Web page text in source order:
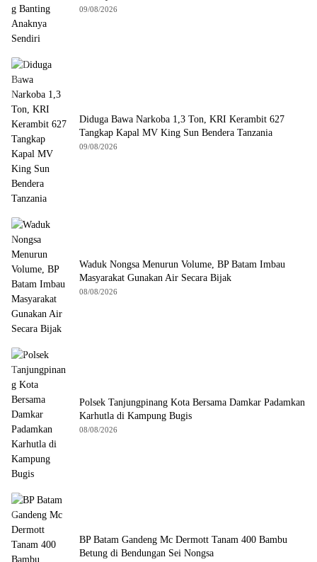
09/08/2026
Diduga Bawa Narkoba 1,3 Ton, KRI Kerambit 627
Tangkap Kapal MV King Sun Bendera Tanzania
09/08/2026
Waduk Nongsa Menurun Volume, BP Batam Imbau
Masyarakat Gunakan Air Secara Bijak
08/08/2026
Polsek Tanjungpinang Kota Bersama Damkar Padamkan
Karhutla di Kampung Bugis
08/08/2026
BP Batam Gandeng Mc Dermott Tanam 400 Bambu
Betung di Bendungan Sei Nongsa